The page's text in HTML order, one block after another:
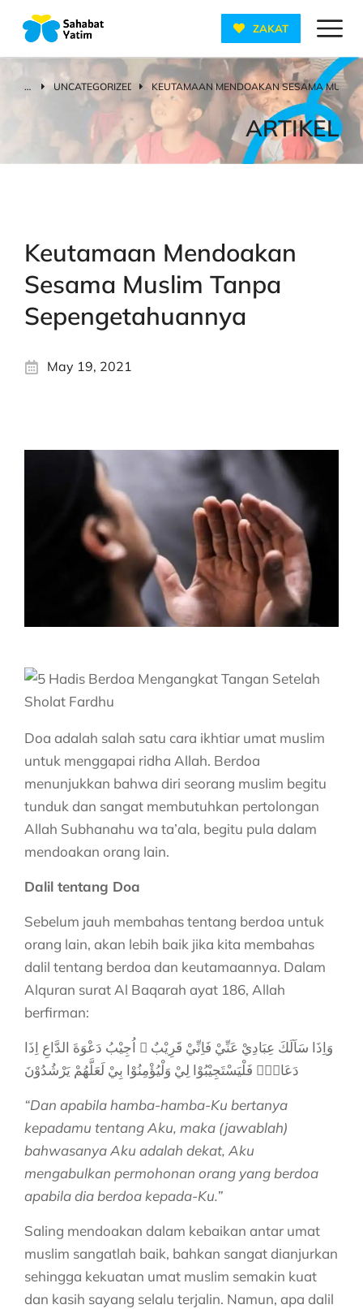
ZAKAT
You are here:
UNCATEGORIZED KEUTAMAAN MENDOAKAN SESAMA
ARTIKEL
Keutamaan Mendoakan
Sesama Muslim Tanpa
Sepengetahuannya
May 19, 2021
Doa adalah salah satu cara ikhtiar umat muslim
untuk menggapai ridha Allah. Berdoa
menunjukkan bahwa diri seorang muslim begitu
tunduk dan sangat membutuhkan pertolongan
Allah Subhanahu wa ta’ala, begitu pula dalam
mendoakan orang lain.
Dalil tentang Doa
Sebelum jauh membahas tentang berdoa untuk
orang lain, akan lebih baik jika kita membahas
dalil tentang berdoa dan keutamaannya. Dalam
Alquran surat Al Baqarah ayat 186, Allah
berfirman:
وَاِذَا سَاَلَكَ عِبَادِيْ عَنِّيْ فَاِنِّيْ قَرِيْبٌ ۗ اُجِيْبُ دَعْوَةَ الدَّاعِ اِذَا
“Dan apabila hamba-hamba-Ku bertanya
kepadamu tentang Aku, maka (jawablah)
bahwasanya Aku adalah dekat, Aku
mengabulkan permohonan orang yang berdoa
apabila dia berdoa kepada-Ku.”
Saling mendoakan dalam kebaikan antar umat
muslim sangatlah baik, bahkan sangat dianjurkan
sehingga kekuatan umat muslim semakin kuat
dan kasih sayang selalu terjalin. Namun, apa dalil